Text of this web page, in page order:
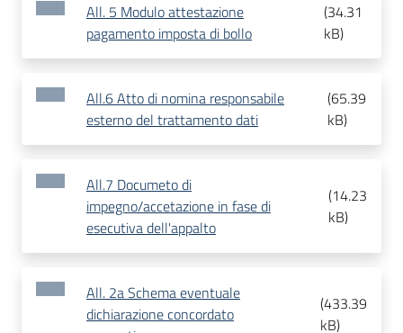
All. 5 Modulo attestazione
pagamento imposta di bollo
(34.31
kB)
All.6 Atto di nomina responsabile
esterno del trattamento dati
(65.39
kB)
All.7 Documeto di
impegno/accetazione in fase di
esecutiva dell'appalto
(14.23
kB)
All. 2a Schema eventuale
dichiarazione concordato
(433.39
kB)